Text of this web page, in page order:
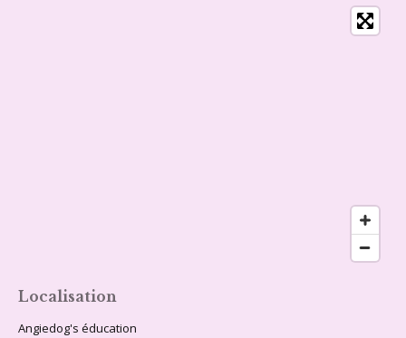
Localisation
Angiedog's éducation